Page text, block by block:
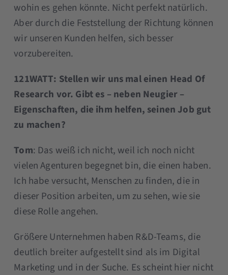
wohin es gehen könnte. Nicht perfekt natürlich.
Aber durch die Feststellung der Richtung können
wir unseren Kunden helfen, sich besser
vorzubereiten.
121WATT: Stellen wir uns mal einen Head Of
Research vor. Gibt es – neben Neugier –
Eigenschaften, die ihm helfen, seinen Job gut
zu machen?
Tom: Das weiß ich nicht, weil ich noch nicht
vielen Agenturen begegnet bin, die einen haben.
Ich habe versucht, Menschen zu finden, die in
dieser Position arbeiten, um zu sehen, wie sie
diese Rolle angehen.
Größere Unternehmen haben R&D-Teams, die
deutlich breiter aufgestellt sind als im Digital
Marketing und in der Suche. Es scheint hier nicht